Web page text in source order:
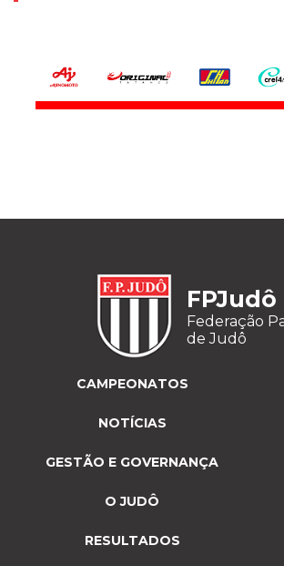
FPJudô
Federação
de Judô
CAMPEONATOS
NOTÍCIAS
GESTÃO E GOVERNANÇA
O JUDÔ
RESULTADOS